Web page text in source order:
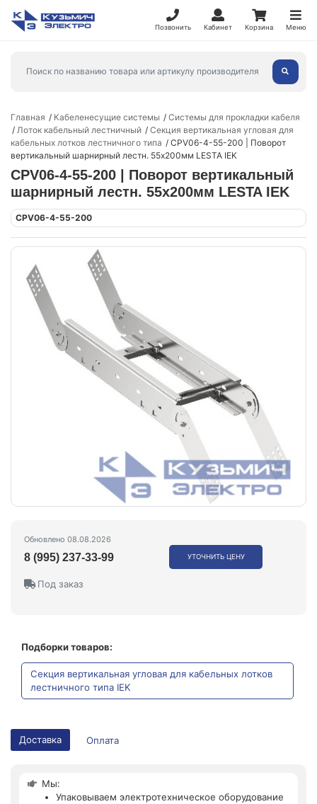
Позвонить Кабинет Корзина Меню
Главная Кабеленесущие системы
Системы для прокладки кабеля
Лоток кабельный лестничный
Секция вертикальная угловая для
кабельных лотков лестничного типа
CPV06-4-55-200 | Поворот
вертикальный шарнирный лестн. 55х200мм LESTA IEK
CPV06-4-55-200 | Поворот вертикальный
шарнирный лестн. 55х200мм LESTA IEK
CPV06-4-55-200
Обновлено 08.08.2026
8 (995) 237-33-99 УТОЧНИТЬ ЦЕНУ
Под заказ
Подборки товаров:
Секция вертикальная угловая для кабельных лотков
лестничного типа IEK
Доставка Оплата
Мы:
Упаковываем электротехническое оборудование